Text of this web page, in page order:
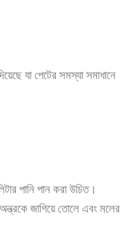
যা পেটের সমস্যা সমাধানে
পানি পান করা উচিত।
জাগিয়ে তোলে এবং মলের